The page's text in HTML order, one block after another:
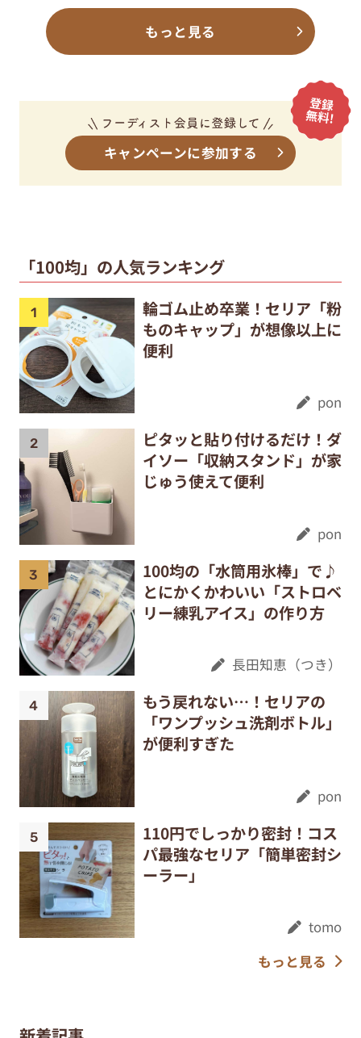
もっと見る
キャンペーンに参加する
「100均」の人気ランキング
輪ゴム止め卒業！セリア「粉
ものキャップ」が想像以上に
便利
pon
ピタッと貼り付けるだけ！ダ
イソー「収納スタンド」が家
じゅう使えて便利
pon
100均の「水筒用氷棒」で♪
とにかくかわいい「ストロベ
リー練乳アイス」の作り方
長田知恵（つき）
もう戻れない…！セリアの
「ワンプッシュ洗剤ボトル」
が便利すぎた
pon
110円でしっかり密封！コス
パ最強なセリア「簡単密封シ
ーラー」
tomo
もっと見る